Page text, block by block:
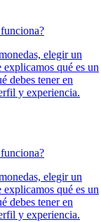
elegir un
explicamos qué es un
debes tener en
y experiencia.
elegir un
explicamos qué es un
debes tener en
y experiencia.